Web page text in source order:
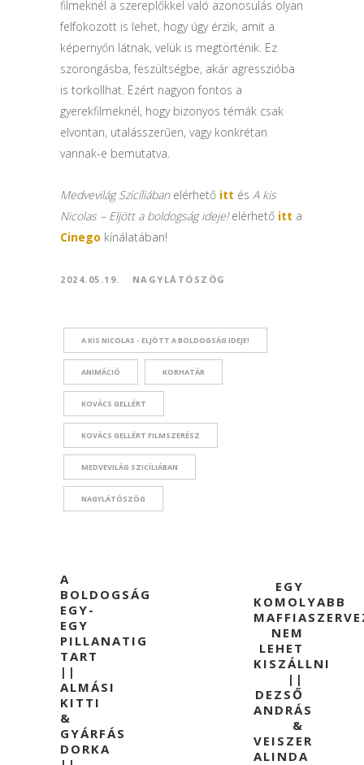
filmeknél a szereplőkkel való azonosulás olyan
felfokozott is lehet, hogy úgy érzik, amit a
képernyőn látnak, velük is megtörténik. Ez
szorongásba, feszültségbe, akár agresszióba
is torkollhat. Ezért nagyon fontos a
gyerekfilmeknél, hogy bizonyos témák csak
elvontan, utalásszerűen, vagy konkrétan
vannak-e bemutatva.
Medvevilág Szicíliábanelérhető itt és A kis
Nicolas – Eljött a boldogság ideje!elérhető itt a
Cinego kínálatában!
2024.05.19. NAGYLÁTÓSZÖG
A KIS NICOLAS - ELJÖTT A BOLDOGSÁG IDEJE!
ANIMÁCIÓ KORHATÁR
KOVÁCS GELLÉRT
KOVÁCS GELLÉRT FILMSZERÉSZ
MEDVEVILÁG SZICÍLIÁBAN
NAGYLÁTÓSZÖG
A
BOLDOGSÁG
EGY-
EGY
PILLANATIG
TART
||
ALMÁSI
KITTI
&
GYÁRFÁS
DORKA
EGY
KOMOLYABB
NEM
LEHET
KISZÁLLNI
||
DEZSŐ
ANDRÁS
&
VEISZER
ALINDA